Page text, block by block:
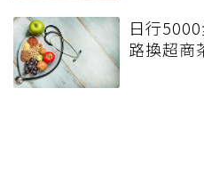
日行
路換超商